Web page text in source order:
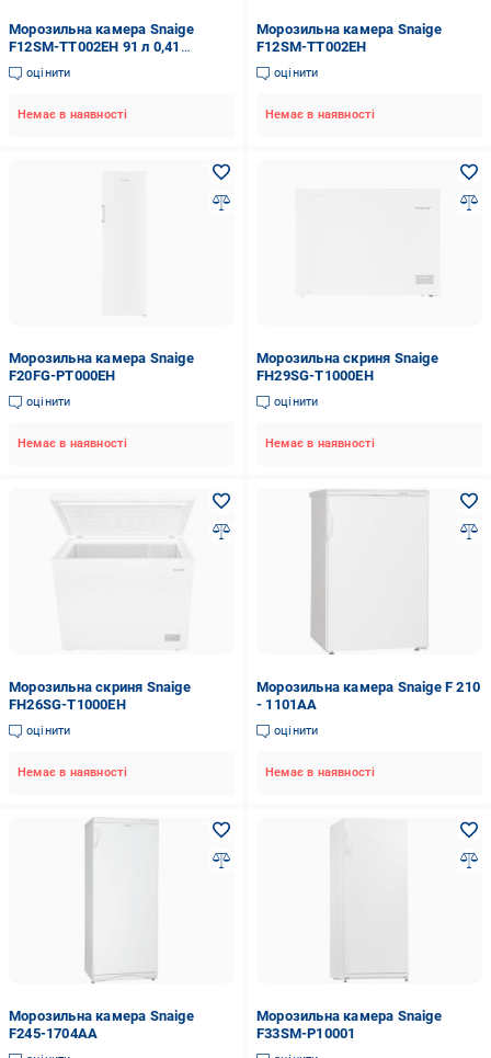
Морозильна камера Snaige
F12SM-TT002EH 91 л 0,41
кВт·год 85 см Білий (36522357)
оцінити
Немає в наявності
Морозильна камера Snaige
F12SM-TT002EH
оцінити
Немає в наявності
Морозильна камера Snaige
F20FG-PT000EH
оцінити
Немає в наявності
Морозильна скриня Snaige
FH29SG-T1000EH
оцінити
Немає в наявності
Морозильна скриня Snaige
FH26SG-T1000EH
оцінити
Немає в наявності
Морозильна камера Snaige F 210
- 1101AA
оцінити
Немає в наявності
Морозильна камера Snaige
F245-1704AA
Морозильна камера Snaige
F33SM-P10001